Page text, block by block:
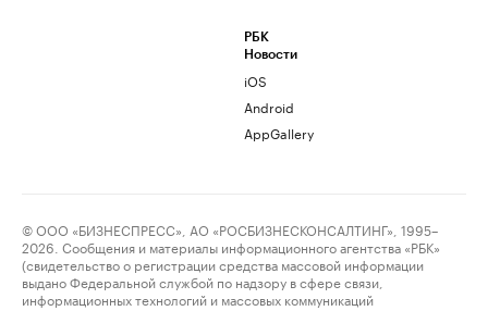
РБК
Новости
iOS
Android
AppGallery
© ООО «БИЗНЕСПРЕСС», АО «РОСБИЗНЕСКОНСАЛТИНГ», 1995–
2026. Сообщения и материалы информационного агентства «РБК»
(свидетельство о регистрации средства массовой информации
выдано Федеральной службой по надзору в сфере связи,
информационных технологий и массовых коммуникаций